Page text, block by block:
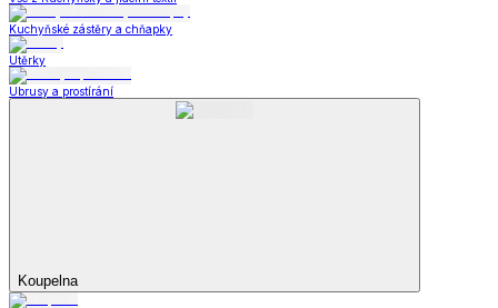
Kuchyňské zástěry a chňapky
Utěrky
Ubrusy a prostírání
Koupelna